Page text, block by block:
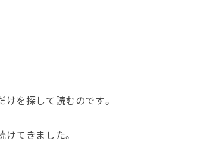
を探して読むのです。
てきました。